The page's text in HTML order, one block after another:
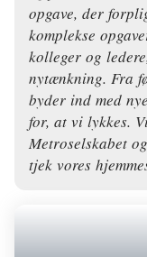
opgave, der
komplekse
kolleger og
nytænkning. Fra
byder ind med
for, at vi lykkes.
Metroselskabet
tjek vores